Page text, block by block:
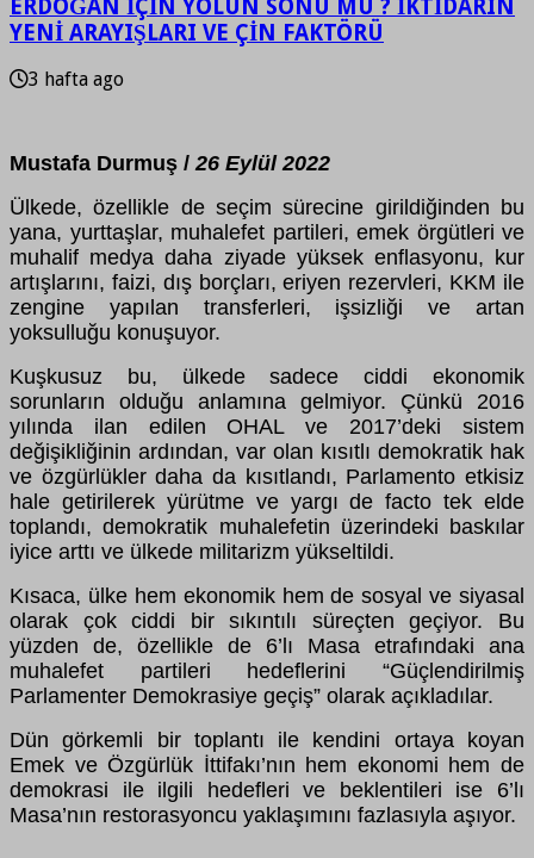
ERDOĞAN İÇİN YOLUN SONU MU ? İKTİDARIN
YENİ ARAYIŞLARI VE ÇİN FAKTÖRÜ
3 hafta ago
Mustafa Durmuş /26 Eylül 2022
Ülkede, özellikle de seçim sürecine girildiğinden bu
yana, yurttaşlar, muhalefet partileri, emek örgütleri ve
muhalif medya daha ziyade yüksek enflasyonu, kur
artışlarını, faizi, dış borçları, eriyen rezervleri, KKM ile
zengine yapılan transferleri, işsizliği ve artan
yoksulluğu konuşuyor.
Kuşkusuz bu, ülkede sadece ciddi ekonomik
sorunların olduğu anlamına gelmiyor. Çünkü 2016
yılında ilan edilen OHAL ve 2017’deki sistem
değişikliğinin ardından, var olan kısıtlı demokratik hak
ve özgürlükler daha da kısıtlandı, Parlamento etkisiz
hale getirilerek yürütme ve yargı de facto tek elde
toplandı, demokratik muhalefetin üzerindeki baskılar
iyice arttı ve ülkede militarizm yükseltildi.
Kısaca, ülke hem ekonomik hem de sosyal ve siyasal
olarak çok ciddi bir sıkıntılı süreçten geçiyor. Bu
yüzden de, özellikle de 6’lı Masa etrafındaki ana
muhalefet partileri hedeflerini “Güçlendirilmiş
Parlamenter Demokrasiye geçiş” olarak açıkladılar.
Dün görkemli bir toplantı ile kendini ortaya koyan
Emek ve Özgürlük İttifakı’nın hem ekonomi hem de
demokrasi ile ilgili hedefleri ve beklentileri ise 6’lı
Masa’nın restorasyoncu yaklaşımını fazlasıyla aşıyor.